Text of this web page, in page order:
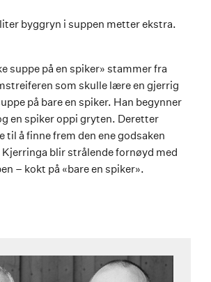
byggryn i suppen metter ekstra.
suppe på en spiker» stammer fra
som skulle lære en gjerrig
på bare en spiker. Han begynner
en spiker oppi gryten. Deretter
til å finne frem den ene godsaken
blir strålende fornøyd med
– kokt på «bare en spiker».